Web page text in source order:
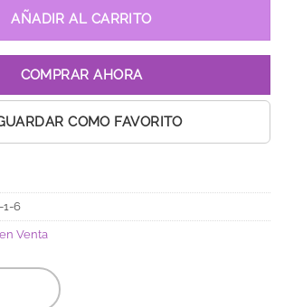
AÑADIR AL CARRITO
COMPRAR AHORA
COMO FAVORITO
1-6
Venta